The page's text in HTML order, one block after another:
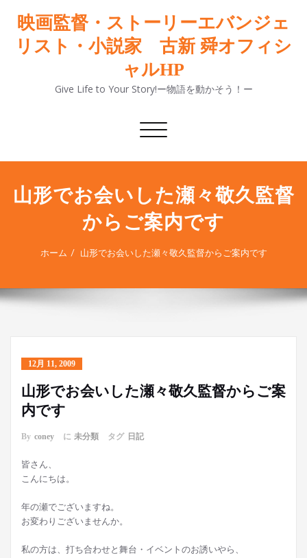
映画監督・ストーリーエバンジェ
リスト・小説家 古新 舜オフィシ
ャルHP
Give Life to Your Story!ー物語を動かそう！ー
ナ
ゲ
シ
ョ
ン
切
り
山形でお会いした瀬々敬久監督
からご案内です
ホーム 山形でお会いした瀬々敬久監督からご案内です
12月 11, 2009
山形でお会いした瀬々敬久監督からご案
内です
By coney に 未分類 タグ 日記
皆さん、
こんにちは。
年の瀬でございますね。
お変わりございませんか。
私の方は、打ち合わせと舞台・イベントのお誘いやら、